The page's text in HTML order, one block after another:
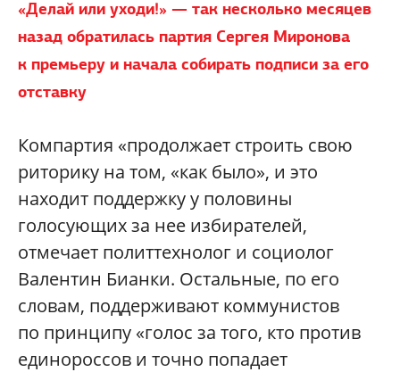
«Делай или уходи!» — так несколько месяцев
назад обратилась партия Сергея Миронова
к премьеру и начала собирать подписи за его
отставку
Компартия «продолжает строить свою
риторику на том, «как было», и это
находит поддержку у половины
голосующих за нее избирателей,
отмечает политтехнолог и социолог
Валентин Бианки. Остальные, по его
словам, поддерживают коммунистов
по принципу «голос за того, кто против
единороссов и точно попадает